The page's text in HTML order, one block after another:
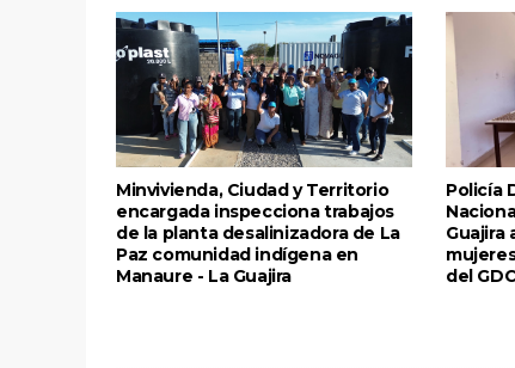
Minvivienda, Ciudad y Territorio
encargada inspecciona trabajos
de la planta desalinizadora de La
Paz comunidad indígena en
Manaure - La Guajira
Policía
Guajira
del